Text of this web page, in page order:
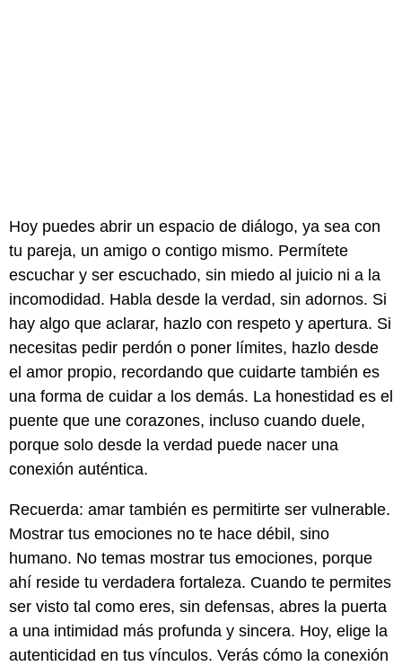
Hoy puedes abrir un espacio de diálogo, ya sea con
tu pareja, un amigo o contigo mismo. Permítete
escuchar y ser escuchado, sin miedo al juicio ni a la
incomodidad. Habla desde la verdad, sin adornos. Si
hay algo que aclarar, hazlo con respeto y apertura. Si
necesitas pedir perdón o poner límites, hazlo desde
el amor propio, recordando que cuidarte también es
una forma de cuidar a los demás. La honestidad es el
puente que une corazones, incluso cuando duele,
porque solo desde la verdad puede nacer una
conexión auténtica.
Recuerda: amar también es permitirte ser vulnerable.
Mostrar tus emociones no te hace débil, sino
humano. No temas mostrar tus emociones, porque
ahí reside tu verdadera fortaleza. Cuando te permites
ser visto tal como eres, sin defensas, abres la puerta
a una intimidad más profunda y sincera. Hoy, elige la
autenticidad en tus vínculos. Verás cómo la conexión